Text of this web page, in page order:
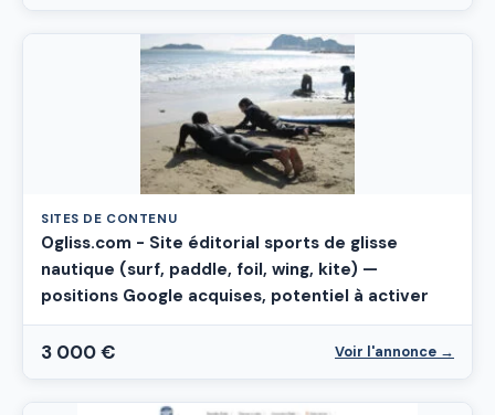
SITES DE CONTENU
Ogliss.com - Site éditorial sports de glisse
nautique (surf, paddle, foil, wing, kite) —
positions Google acquises, potentiel à activer
3 000 € Voir l'annonce →